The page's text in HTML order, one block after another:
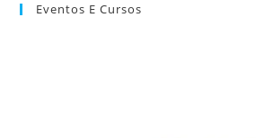
Eventos E Cursos